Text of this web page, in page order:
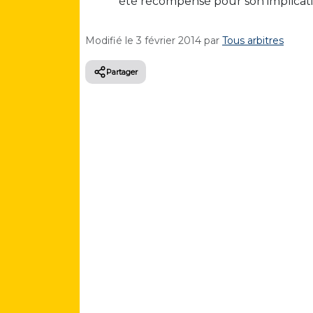
Modifié le 3 février 2014 par Tous arbitres
Partager